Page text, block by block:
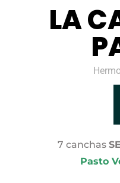
LA
7 canchas
Pasto